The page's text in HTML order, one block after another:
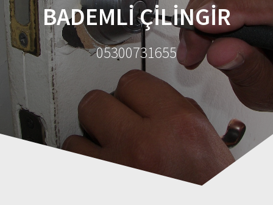
BADEMLI ÇILINGIR
05300731655